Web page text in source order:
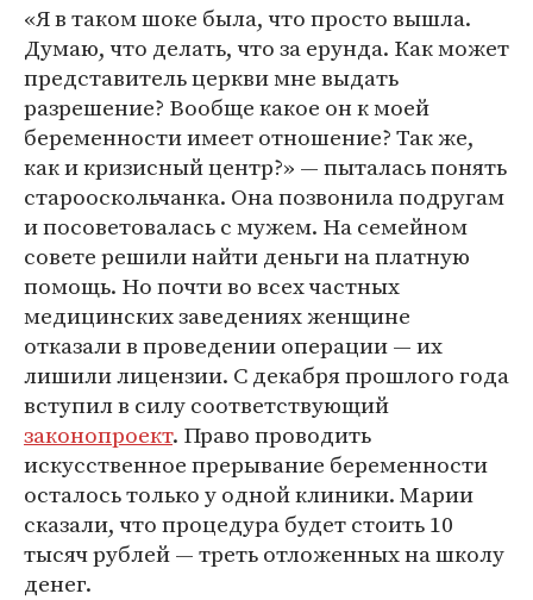
«Я в таком шоке была, что просто вышла.
Думаю, что делать, что за ерунда. Как может
представитель церкви мне выдать
разрешение? Вообще какое он к моей
беременности имеет отношение? Так же,
как и кризисный центр?» — пыталась понять
старооскольчанка. Она позвонила подругам
и посоветовалась с мужем. На семейном
совете решили найти деньги на платную
помощь. Но почти во всех частных
медицинских заведениях женщине
отказали в проведении операции — их
лишили лицензии. С декабря прошлого года
вступил в силу соответствующий
законопроект. Право проводить
искусственное прерывание беременности
осталось только у одной клиники. Марии
сказали, что процедура будет стоить 10
тысяч рублей — треть отложенных на школу
денег.